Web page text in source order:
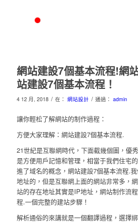
網站建設7個基本流程!網
站建設7個基本流程！
4 12 月, 2018 / 在： 網站設計 / 通過： admin
讓你輕松了解網站的制作過程：
方便大家理解：網站建設7個基本流程.
21世紀是互聯網時代，下面截幾個圖，優秀
是方便用戶記憶和管理，相當于我們住宅
進了域名的概念，網站建設7個基本流程.
地址的，但是互聯網上面的網站非常多，
站的存在地址其實是IP地址，網站制作流
程.一個完整的建站步驟！
解析通俗的來講就是一個翻譯過程，選擇